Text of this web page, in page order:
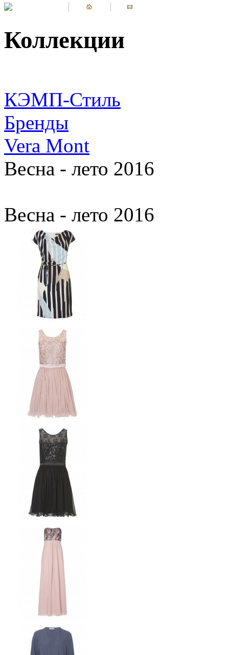
Коллекции
КЭМП-Стиль
Бренды
Vera Mont
Весна - лето 2016
Весна - лето 2016